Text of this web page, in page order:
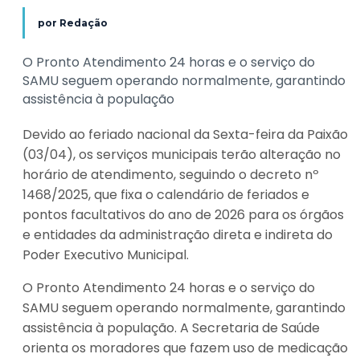
por Redação
O Pronto Atendimento 24 horas e o serviço do
SAMU seguem operando normalmente, garantindo
assistência à população
Devido ao feriado nacional da Sexta-feira da Paixão
(03/04), os serviços municipais terão alteração no
horário de atendimento, seguindo o decreto nº
1468/2025, que fixa o calendário de feriados e
pontos facultativos do ano de 2026 para os órgãos
e entidades da administração direta e indireta do
Poder Executivo Municipal.
O Pronto Atendimento 24 horas e o serviço do
SAMU seguem operando normalmente, garantindo
assistência à população. A Secretaria de Saúde
orienta os moradores que fazem uso de medicação